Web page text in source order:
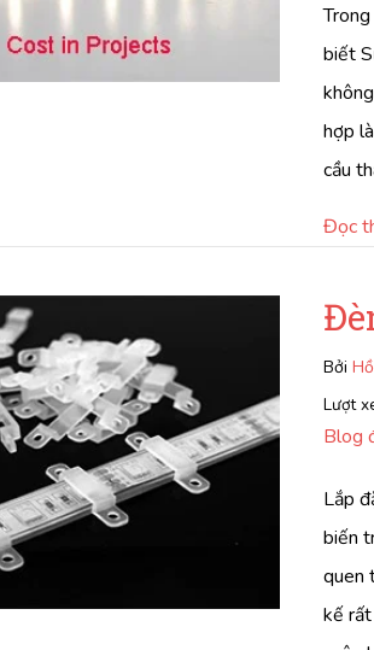
biết
hợp
cầu
Đọc
Bởi
Lượt
Blog
Lắp
biến
quen
kế